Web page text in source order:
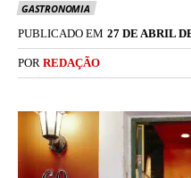
GASTRONOMIA
PUBLICADO EM 27 DE ABRIL
POR REDAÇÃO